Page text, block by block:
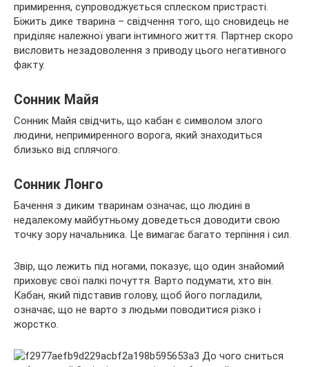
примирення, супроводжується сплеском пристрасті.
Біжить дике тварина – свідчення того, що сновидець не
приділяє належної уваги інтимного життя. Партнер скоро
висловить незадоволення з приводу цього негативного
факту.
Сонник Майя
Сонник Майя свідчить, що кабан є символом злого
людини, непримиренного ворога, який знаходиться
близько від сплячого.
Сонник Лонго
Бачення з диким тваринам означає, що людині в
недалекому майбутньому доведеться доводити свою
точку зору начальника. Це вимагає багато терпіння і сил.
Звір, що лежить під ногами, показує, що один знайомий
приховує свої палкі почуття. Варто подумати, хто він.
Кабан, який підставив голову, щоб його погладили,
означає, що не варто з людьми поводитися різко і
жорстко.